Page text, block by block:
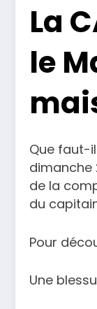
La
le
Que faut-
dimanche
de la
du
Pour
Une